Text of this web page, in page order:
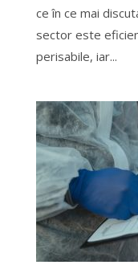
ce în ce mai
sector este
perisabile, iar...